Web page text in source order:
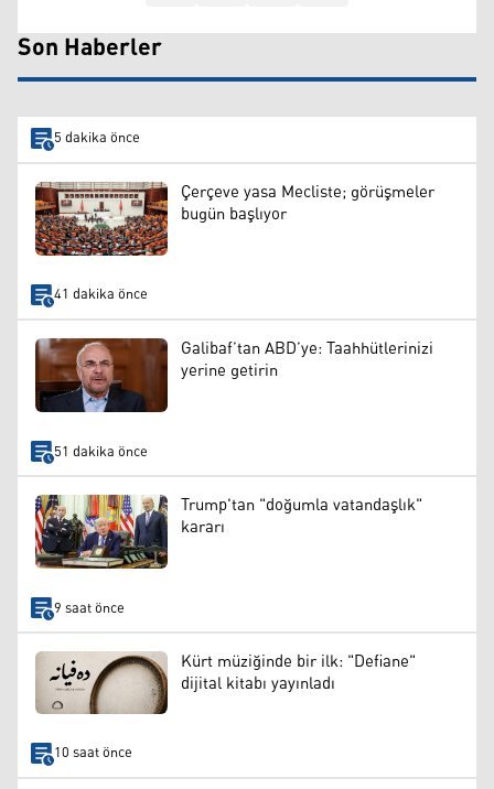
Son Haberler
5 dakika önce
Çerçeve yasa Mecliste; görüşmeler
bugün başlıyor
41 dakika önce
Galibaf’tan ABD’ye: Taahhütlerinizi
yerine getirin
51 dakika önce
Trump'tan "doğumla vatandaşlık"
kararı
9 saat önce
Kürt müziğinde bir ilk: "Defiane"
dijital kitabı yayınladı
10 saat önce